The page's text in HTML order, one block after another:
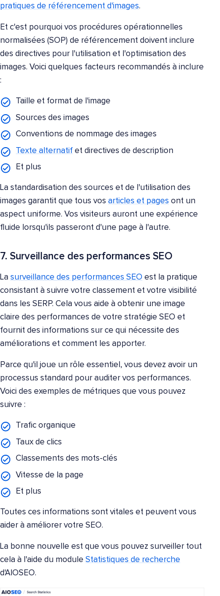
pratiques de référencement d'images.
Et c'est pourquoi vos procédures opérationnelles
normalisées (SOP) de référencement doivent inclure
des directives pour l'utilisation et l'optimisation des
images. Voici quelques facteurs recommandés à inclure
:
Taille et format de l'image
Sources des images
Conventions de nommage des images
Texte alternatif et directives de description
Et plus
La standardisation des sources et de l'utilisation des
images garantit que tous vos articles et pages ont un
aspect uniforme. Vos visiteurs auront une expérience
fluide lorsqu'ils passeront d'une page à l'autre.
7. Surveillance des performances SEO
La surveillance des performances SEO est la pratique
consistant à suivre votre classement et votre visibilité
dans les SERP. Cela vous aide à obtenir une image
claire des performances de votre stratégie SEO et
fournit des informations sur ce qui nécessite des
améliorations et comment les apporter.
Parce qu'il joue un rôle essentiel, vous devez avoir un
processus standard pour auditer vos performances.
Voici des exemples de métriques que vous pouvez
suivre :
Trafic organique
Taux de clics
Classements des mots-clés
Vitesse de la page
Et plus
Toutes ces informations sont vitales et peuvent vous
aider à améliorer votre SEO.
La bonne nouvelle est que vous pouvez surveiller tout
cela à l'aide du module Statistiques de recherche
d'AIOSEO.